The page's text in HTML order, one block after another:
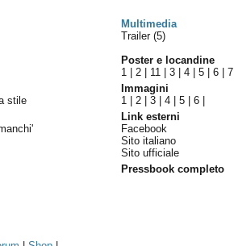
Multimedia
stile
Trailer (5)
Poster e locandine
1 |2 11 |3 |4 |5 |6 |7
Immagini
1 |2 |3 |4 |5 |6
Link esterni
Facebook
Sito italiano
Sito ufficiale
Pressbook completo